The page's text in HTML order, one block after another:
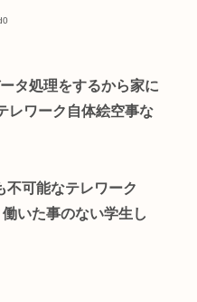
タ処理をするから家に
レワーク自体絵空事な
不可能なテレワーク
いた事のない学生し